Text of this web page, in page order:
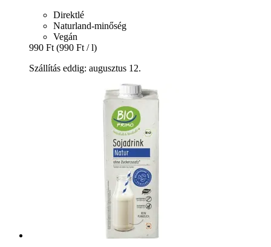
Direktlé
Naturland-minőség
Vegán
990 Ft (990 Ft / l)
Szállítás eddig: augusztus 12.